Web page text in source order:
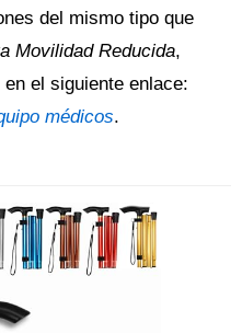
del mismo tipo que
Movilidad Reducida,
el siguiente enlace:
médicos.